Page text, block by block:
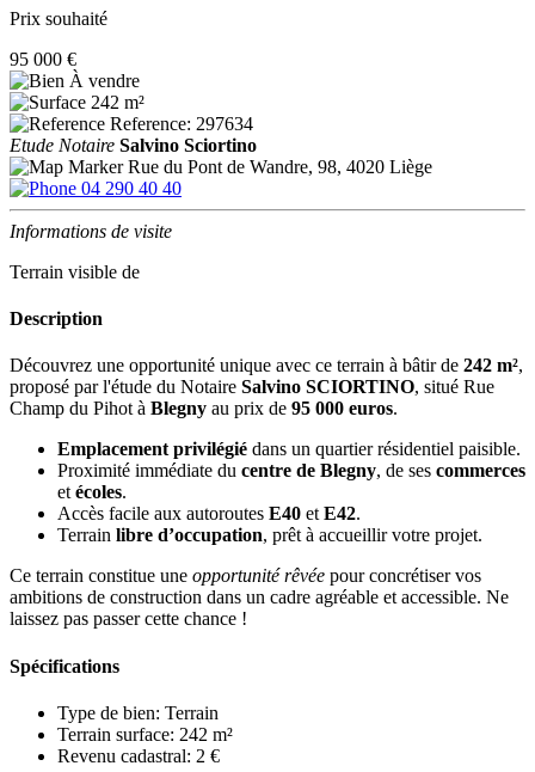
Prix souhaité
95 000 €
À vendre
242 m²
Reference: 297634
Etude Notaire Salvino Sciortino
Rue du Pont de Wandre, 98, 4020 Liège
04 290 40 40
Informations de visite
Terrain visible de
Description
Découvrez une opportunité unique avec ce terrain à bâtir de 242 m²,
proposé par l'étude du Notaire Salvino SCIORTINO, situé Rue
Champ du Pihot à Blegny au prix de 95 000 euros.
Emplacement privilégié dans un quartier résidentiel paisible.
Proximité immédiate du centre de Blegny, de ses commerces
et écoles.
Accès facile aux autoroutes E40 et E42.
Terrain libre d’occupation, prêt à accueillir votre projet.
Ce terrain constitue une opportunité rêvée pour concrétiser vos
ambitions de construction dans un cadre agréable et accessible. Ne
laissez pas passer cette chance !
Spécifications
Type de bien: Terrain
Terrain surface: 242 m²
Revenu cadastral: 2 €